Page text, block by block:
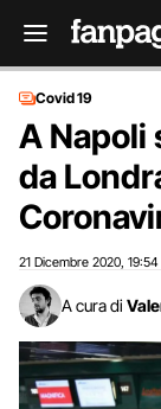
Covid 19
A Napoli
da
21 Dicembre 2020 19:54
A cura di